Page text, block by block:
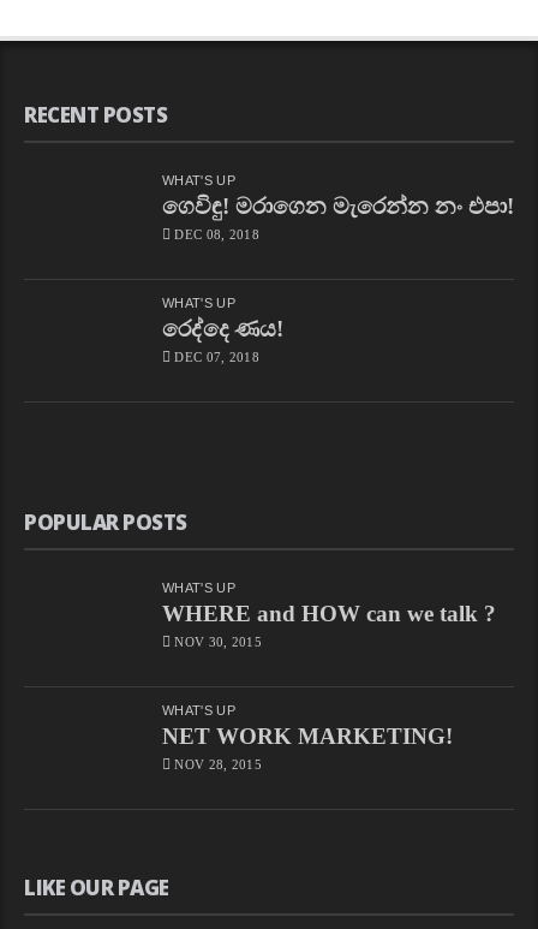
RECENT POSTS
WHAT'S UP
ගෙවිඳු! මරාගෙන මැරෙන්න නං එපා!
DEC 08, 2018
WHAT'S UP
රෙද්දෙ ණය!
DEC 07, 2018
POPULAR POSTS
WHAT'S UP
WHERE and HOW can we talk ?
NOV 30, 2015
WHAT'S UP
NET WORK MARKETING!
NOV 28, 2015
LIKE OUR PAGE